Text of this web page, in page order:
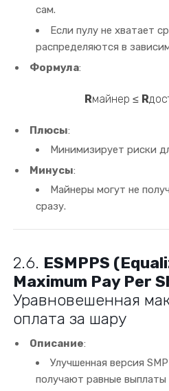
сам.
Если пулу не хватает
распределяются в
Формула:
Rмайнер ​≤ R
Плюсы:
Минимизирует риски
Минусы:
Майнеры могут не
сразу.
2.6. ESMPPS
Maximum Pay Per
Уравновешенная
оплата за шару
Описание:
Улучшенная версия
получают равные